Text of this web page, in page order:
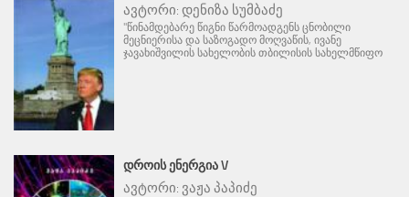
ავტორი: დენიზა სუმბაძე
"წინამდებარე წიგნი წარმოადგენს ცნობილი
მეცნიერისა და საზოგადო მოღვაწის, ივანე
ჯავახიშვილის სახელობის თბილისის სახელმწიფო
ᲓᲠᲝᲘᲡ ᲔᲜᲔᲠᲒᲘᲐ V
ავტორი: ვაჟა პაპიძე